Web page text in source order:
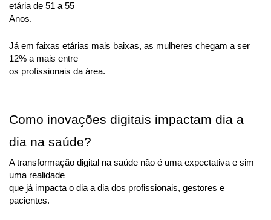
etária de 51 a 55
Anos.
Já em faixas etárias mais baixas, as mulheres chegam a ser
12% a mais entre
os profissionais da área.
Como inovações digitais impactam dia a
dia na saúde?
A transformação digital na saúde não é uma expectativa e sim
uma realidade
que já impacta o dia a dia dos profissionais, gestores e
pacientes.